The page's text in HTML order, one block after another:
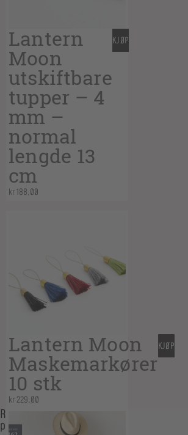
Lantern
Moon
utskiftbare
tupper – 4
mm –
normal
lengde 13
cm
kr188,00
KJØP
Lantern Moon
Maskemarkører
10 stk
kr229,00
KJØP
Relaterte
produkter